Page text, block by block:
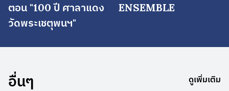
ตอน "100 ปี ศาลาแดง
วัดพระเชตุพนฯ"
ENSEMBLE
อื่นๆ ดูเพิ่มเติม